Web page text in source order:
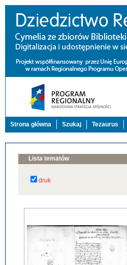
Strona główna Szukaj Tezaurus
Lista tematów
druk